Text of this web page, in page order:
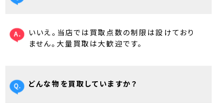
いいえ。当店では買取点数の制限は設けており
ません。大量買取は大歓迎です。
どんな物を買取していますか？